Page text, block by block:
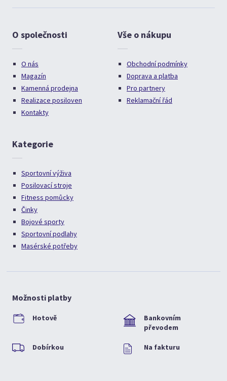
O společnosti
O nás
Magazín
Kamenná prodejna
Realizace posiloven
Kontakty
Vše o nákupu
Obchodní podmínky
Doprava a platba
Pro partnery
Reklamační řád
Kategorie
Sportovní výživa
Posilovací stroje
Fitness pomůcky
Činky
Bojové sporty
Sportovní podlahy
Masérské potřeby
Možnosti platby
Hotově
Bankovním
převodem
Dobírkou Na fakturu